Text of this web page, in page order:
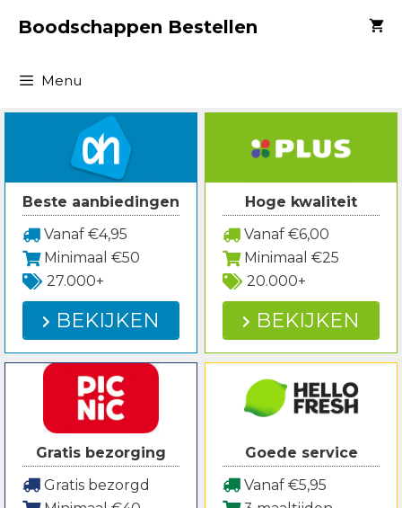
naarBoodschappen Bestellen
Menu
Beste aanbiedingen
Vanaf €4,95
Minimaal €50
27.000+
BEKIJKEN
Hoge kwaliteit
Vanaf €6,00
Minimaal €25
20.000+
BEKIJKEN
Gratis bezorging
Gratis bezorgd
Goede service
Vanaf €5,95